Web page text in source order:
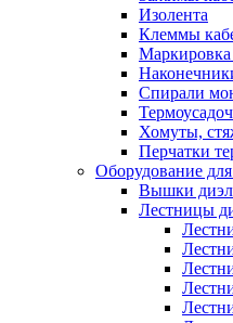
Изолента
Клеммы
Маркировка
Спирали
Хомуты,
Перчатки
Оборудование
Вышки
Лестницы